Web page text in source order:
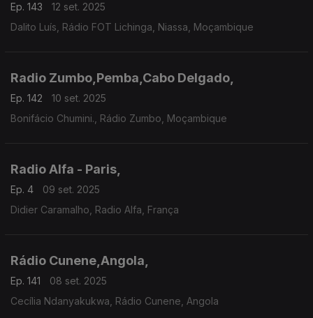
Ep. 143
12 set. 2025
Dalito Luís, Rádio FOT Lichinga, Niassa, Moçambique
Radio Zumbo,Pemba,Cabo Delgado,
Ep. 142
10 set. 2025
Bonifácio Chumini., Rádio Zumbo, Moçambique
Radio Alfa - Paris,
Ep. 4
09 set. 2025
Didier Caramalho, Radio Alfa, França
Rádio Cunene,Angola,
Ep. 141
08 set. 2025
Cecília Ndanyakukwa, Rádio Cunene, Angola